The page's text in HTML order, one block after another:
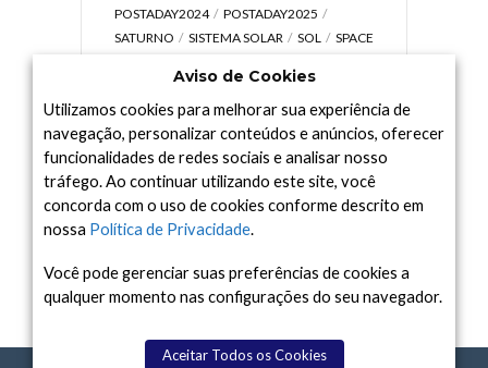
POSTADAY2024
POSTADAY2025
SATURNO
SISTEMA SOLAR SOL
SPACE
UNIVERSO
VÍDEO
Arquivo
Arquivo
Aviso de Cookies
Utilizamos cookies para melhorar sua experiência de
navegação, personalizar conteúdos e anúncios, oferecer
funcionalidades de redes sociais e analisar nosso
tráfego. Ao continuar utilizando este site, você
concorda com o uso de cookies conforme descrito em
nossa Política de Privacidade.
Você pode gerenciar suas preferências de cookies a
qualquer momento nas configurações do seu navegador.
Aceitar Todos os Cookies